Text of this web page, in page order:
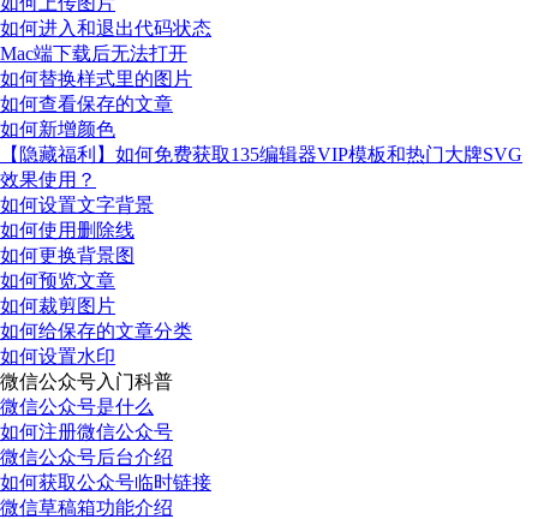
如何进入和退出代码状态
Mac端下载后无法打开
如何替换样式里的图片
如何查看保存的文章
如何新增颜色
【隐藏福利】如何免费获取135编辑器VIP模板和热门大牌SVG
效果使用？
如何设置文字背景
如何使用删除线
如何更换背景图
如何预览文章
如何裁剪图片
如何给保存的文章分类
如何设置水印
微信公众号入门科普
微信公众号是什么
如何注册微信公众号
微信公众号后台介绍
如何获取公众号临时链接
微信草稿箱功能介绍